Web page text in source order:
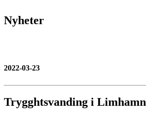
Nyheter
2022-03-23
Trygghtsvanding i Limhamn